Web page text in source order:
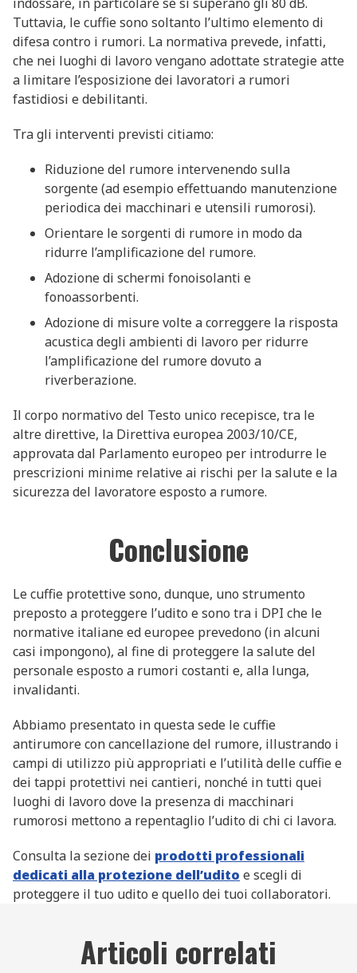
Tuttavia, le cuffie sono soltanto l’ultimo elemento di
difesa contro i rumori. La normativa prevede, infatti,
che nei luoghi di lavoro vengano adottate strategie atte
a limitare l’esposizione dei lavoratori a rumori
fastidiosi e debilitanti.
Tra gli interventi previsti citiamo:
Riduzione del rumore intervenendo sulla
sorgente (ad esempio effettuando manutenzione
periodica dei macchinari e utensili rumorosi).
Orientare le sorgenti di rumore in modo da
ridurre l’amplificazione del rumore.
Adozione di schermi fonoisolanti e
fonoassorbenti.
Adozione di misure volte a correggere la risposta
acustica degli ambienti di lavoro per ridurre
l’amplificazione del rumore dovuto a
riverberazione.
Il corpo normativo del Testo unico recepisce, tra le
altre direttive, la Direttiva europea 2003/10/CE,
approvata dal Parlamento europeo per introdurre le
prescrizioni minime relative ai rischi per la salute e la
sicurezza del lavoratore esposto a rumore.
Conclusione
Le cuffie protettive sono, dunque, uno strumento
preposto a proteggere l’udito e sono tra i DPI che le
normative italiane ed europee prevedono (in alcuni
casi impongono), al fine di proteggere la salute del
personale esposto a rumori costanti e, alla lunga,
invalidanti.
Abbiamo presentato in questa sede le cuffie
antirumore con cancellazione del rumore, illustrando i
campi di utilizzo più appropriati e l’utilità delle cuffie e
dei tappi protettivi nei cantieri, nonché in tutti quei
luoghi di lavoro dove la presenza di macchinari
rumorosi mettono a repentaglio l’udito di chi ci lavora.
Consulta la sezione dei prodotti professionali
dedicati alla protezione dell’udito e scegli di
proteggere il tuo udito e quello dei tuoi collaboratori.
Articoli correlati